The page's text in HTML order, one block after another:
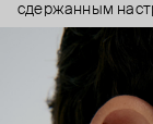
сдержанным
ненавязчивый
технологии
практически
безопасно и